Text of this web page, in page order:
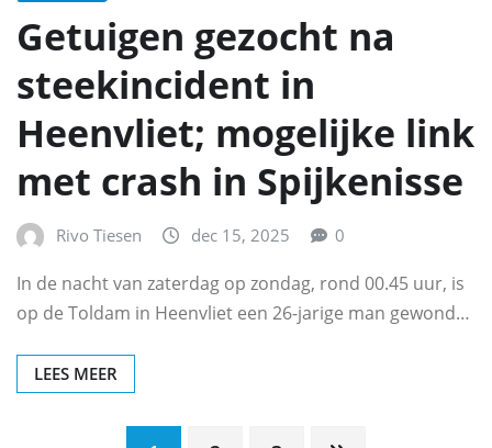
Getuigen gezocht na
steekincident in
Heenvliet; mogelijke link
met crash in Spijkenisse
Rivo Tiesen dec 15, 2025 0
In de nacht van zaterdag op zondag, rond 00.45 uur, is
op de Toldam in Heenvliet een 26-jarige man gewond…
LEES MEER